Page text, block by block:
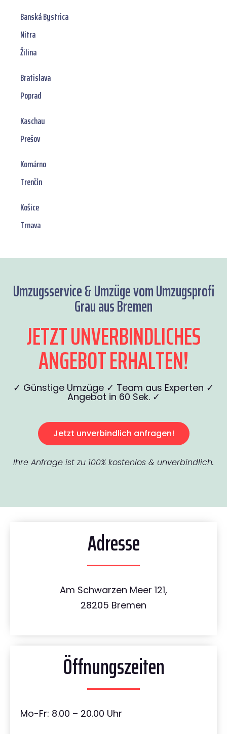
Banská Bystrica
Nitra
Žilina
Bratislava
Poprad
Kaschau
Prešov
Komárno
Trenčín
Košice
Trnava
Umzugsservice & Umzüge vom Umzugsprofi
Grau aus Bremen
JETZT UNVERBINDLICHES
ANGEBOT ERHALTEN!
✓ Günstige Umzüge ✓ Team aus Experten ✓
Angebot in 60 Sek. ✓
Jetzt unverbindlich anfragen!
Ihre Anfrage ist zu 100% kostenlos & unverbindlich.
Adresse
Am Schwarzen Meer 121,
28205 Bremen
Öffnungszeiten
Mo-Fr: 8.00 – 20.00 Uhr